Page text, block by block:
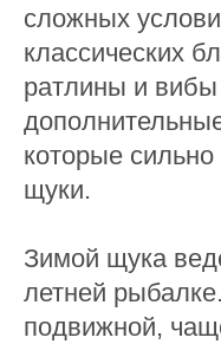
сложных
классических
ратлины и
которые
щуки.
Зимой щука
летней
подвижной,